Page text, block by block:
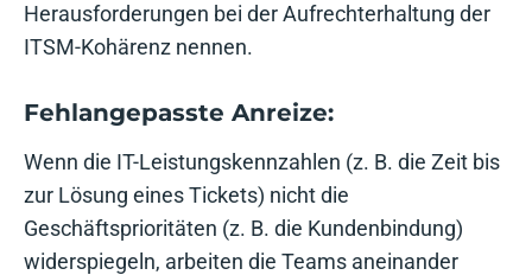
Herausforderungen bei der Aufrechterhaltung der
ITSM-Kohärenz nennen.
Fehlangepasste Anreize:
Wenn die IT-Leistungskennzahlen (z. B. die Zeit bis
zur Lösung eines Tickets) nicht die
Geschäftsprioritäten (z. B. die Kundenbindung)
widerspiegeln, arbeiten die Teams aneinander